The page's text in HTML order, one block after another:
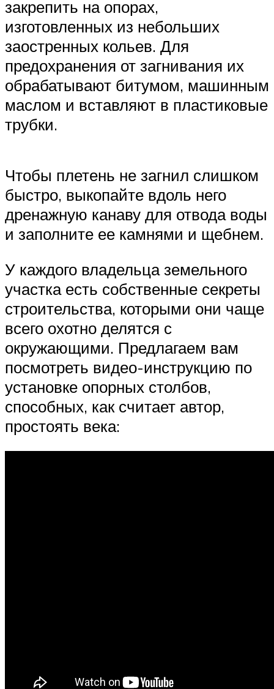
закрепить на опорах,
изготовленных из небольших
заостренных кольев. Для
предохранения от загнивания их
обрабатывают битумом, машинным
маслом и вставляют в пластиковые
трубки.
Чтобы плетень не загнил слишком
быстро, выкопайте вдоль него
дренажную канаву для отвода воды
и заполните ее камнями и щебнем.
У каждого владельца земельного
участка есть собственные секреты
строительства, которыми они чаще
всего охотно делятся с
окружающими. Предлагаем вам
посмотреть видео-инструкцию по
установке опорных столбов,
способных, как считает автор,
простоять века: